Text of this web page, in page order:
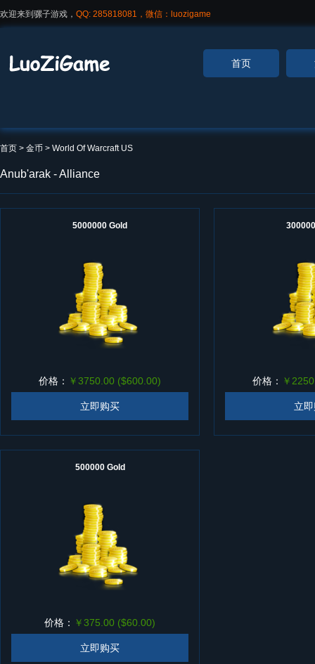
欢迎来到骡子游戏， QQ: 285818081，微信：luozigame
首页
首页 > 金币 > World Of Warcraft US
Anub'arak - Alliance
5000000 Gold
价格： ￥3750.00 ($600.00)
立即购买
价格： ￥
立
500000 Gold
价格： ￥375.00 ($60.00)
立即购买